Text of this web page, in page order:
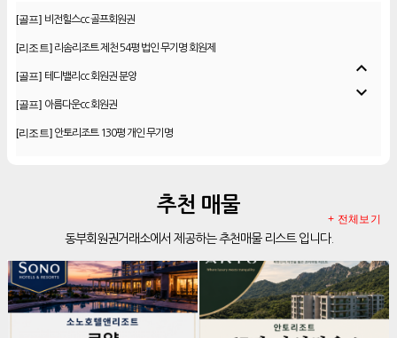
[골프] 비전힐스cc 골프회원권
[리조트] 리솜리조트 제천 54평 법인 무기명 회원제
[골프] 테디밸리cc 회원권 분양
[골프] 아름다운cc 회원권
[리조트] 안토리조트 130평 개인 무기명
한화리조트 스위트 회원제 무기명
소노 이그젝큐티브 회원제 무기명
[리조트]소노호텔앤리조트 로얄 회원제 기명
[리조트]소노호텔앤리조트 로얄 회원제 기명
소노호텔앤리조트 로얄 등기 기명
expand_less
expand_more
추천 매물
동부회원권거래소에서 제공하는 추천매물 리스트 입니다.
+ 전체보기